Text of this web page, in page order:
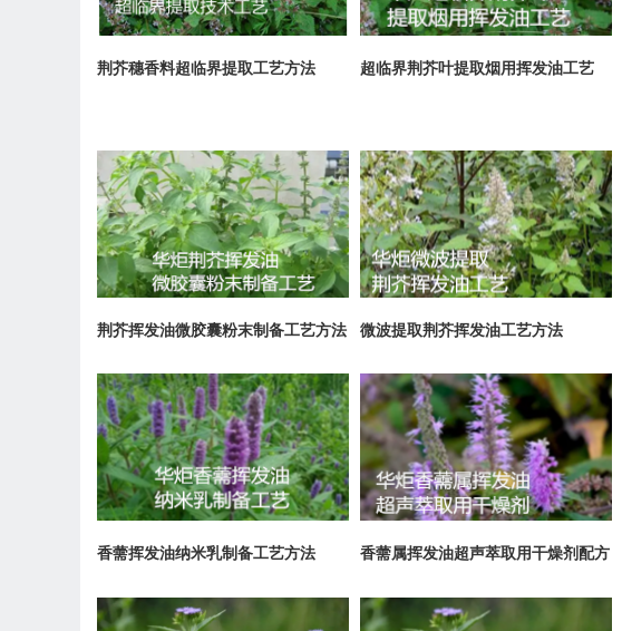
荆芥穗香料超临界提取工艺方法 超临界荆芥叶提取烟用挥发油工艺
荆芥挥发油微胶囊粉末制备工艺方法 微波提取荆芥挥发油工艺方法
香薷挥发油纳米乳制备工艺方法 香薷属挥发油超声萃取用干燥剂配方